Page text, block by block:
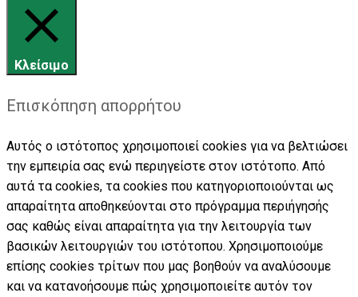
Κλείσιμο
Επισκόπηση απορρήτου
Αυτός ο ιστότοπος χρησιμοποιεί cookies για να βελτιώσει
την εμπειρία σας ενώ περιηγείστε στον ιστότοπο. Από
αυτά τα cookies, τα cookies που κατηγοριοποιούνται ως
απαραίτητα αποθηκεύονται στο πρόγραμμα περιήγησής
σας καθώς είναι απαραίτητα για την λειτουργία των
βασικών λειτουργιών του ιστότοπου. Χρησιμοποιούμε
επίσης cookies τρίτων που μας βοηθούν να αναλύσουμε
και να κατανοήσουμε πώς χρησιμοποιείτε αυτόν τον